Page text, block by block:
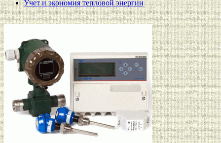
Учет и экономия тепловой энергии